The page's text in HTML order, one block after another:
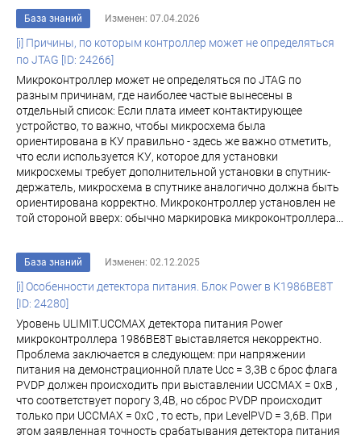
База знаний Изменен: 07.04.2026
[i] Причины, по которым контроллер может не определяться
по JTAG [ID: 24266]
Микроконтроллер может не определяться по JTAG по
разным причинам, где наиболее частые вынесены в
отдельный список: Если плата имеет контактирующее
устройство, то важно, чтобы микросхема была
ориентирована в КУ правильно - здесь же важно отметить,
что если используется КУ, которое для установки
микросхемы требует дополнительной установки в спутник-
держатель, микросхема в спутнике аналогично должна быть
ориентирована корректно. Микроконтроллер установлен не
той стороной вверх: обычно маркировка микроконтроллера...
База знаний Изменен: 02.12.2025
[i] Особенности детектора питания. Блок Power в К1986ВЕ8T
[ID: 24280]
Уровень ULIMIT.UCCMAX детектора питания Power
микроконтроллера 1986ВЕ8Т выставляется некорректно.
Проблема заключается в следующем: при напряжении
питания на демонстрационной плате Ucc = 3,3В с брос флага
PVDP должен происходить при выставлении UCCMAX = 0хВ ,
что соответствует порогу 3,4В, но сброс PVDP происходит
только при UCCMAX = 0хС , то есть, при LevelPVD = 3,6В. При
этом заявленная точность срабатывания детектора питания